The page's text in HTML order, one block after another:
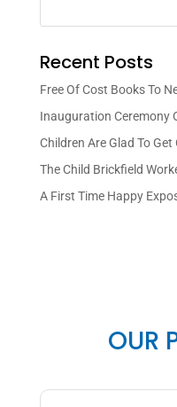
Recent Posts
Free Of Cost Books To
Inauguration Ceremony
Children Are Glad To
The Child Brickfield
A First Time Happy
OUR